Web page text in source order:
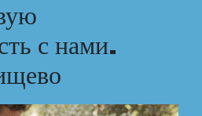
с нами.